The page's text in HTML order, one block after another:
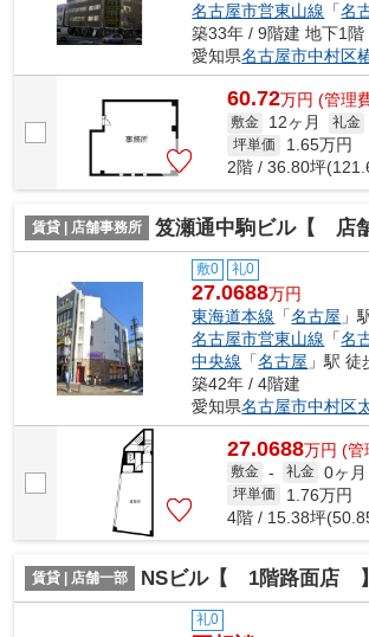
名古屋市営東山線 「名
築33年 / 9階建 地下1階
愛知県名古屋市中村区
60.72万円 (管理
敷金 12ヶ月 礼金
坪単価 1.65万円
2階 / 36.80坪
賃貸 | 店舗事務所 笈瀬通中駒ビル【 店舗系お
敷0 礼0
27.0688万円
東海道本線 「名古屋 」
名古屋市営東山線 「名
中央線 「名古屋 」駅 徒
築42年 / 4階建
愛知県名古屋市中村区
27.0688万円 (管
敷金 - 礼金 0ヶ月
坪単価 1.76万円
4階 / 15.38坪
賃貸 | 店舗一部 NSビル【 1階路面店 】
礼0